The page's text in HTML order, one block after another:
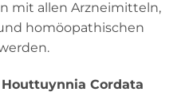
mit allen Arzneimitteln,
homöopathischen
Cordata